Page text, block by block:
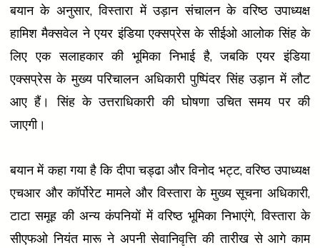
बयान के अनुसार, विस्तारा में उड़ान संचालन के वरिष्ठ उपाध्यक्ष
हामिश मैक्सवेल ने एयर इंडिया एक्सप्रेस के सीईओ आलोक सिंह के
लिए एक सलाहकार की भूमिका निभाई है, जबकि एयर इंडिया
एक्सप्रेस के मुख्य परिचालन अधिकारी पुष्पिंदर सिंह उड़ान में लौट
आए हैं। सिंह के उत्तराधिकारी की घोषणा उचित समय पर की
जाएगी।
बयान में कहा गया है कि दीपा चड्ढा और विनोद भट्ट, वरिष्ठ उपाध्यक्ष
एचआर और कॉर्पोरेट मामले और विस्तारा के मुख्य सूचना अधिकारी,
टाटा समूह की अन्य कंपनियों में वरिष्ठ भूमिका निभाएंगे, विस्तारा के
सीएफओ नियंत मारू ने अपनी सेवानिवृत्ति की तारीख से आगे काम